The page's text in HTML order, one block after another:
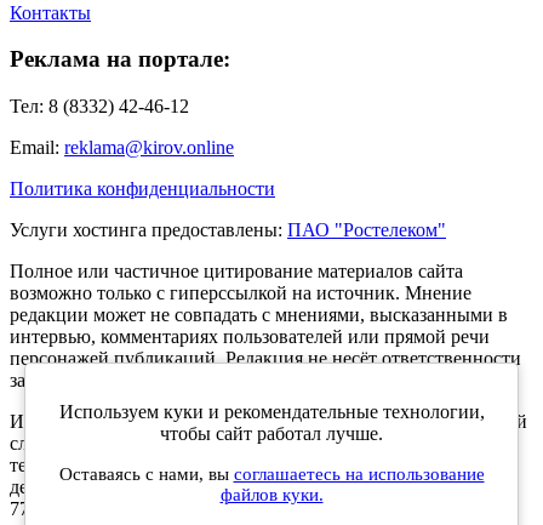
Контакты
Реклама на портале:
Тел: 8 (8332) 42-46-12
Email: reklama@kirov.online
Политика конфиденциальности
Услуги хостинга предоставлены: ПАО "Ростелеком"
Полное или частичное цитирование материалов сайта
возможно только с гиперссылкой на источник. Мнение
редакции может не совпадать с мнениями, высказанными в
интервью, комментариях пользователей или прямой речи
персонажей публикаций. Редакция не несёт ответственности
за текст комментариев читателей.
Интернет-портал Kirov.online зарегистрирован в Федеральной
службе по надзору в сфере связи, информационных
технологий и массовых коммуникаций (Роскомнадзор) 5
декабря 2019 года. Регистрационный номер ЭЛ № ФС 77 -
77189.
Используем куки и рекомендательные технологии,
чтобы сайт работал лучше.
Оставаясь с нами, вы соглашаетесь на использование
файлов куки.